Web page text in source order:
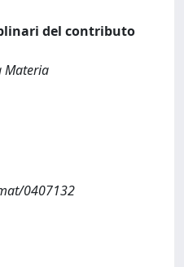
del contributo
Materia
0407132